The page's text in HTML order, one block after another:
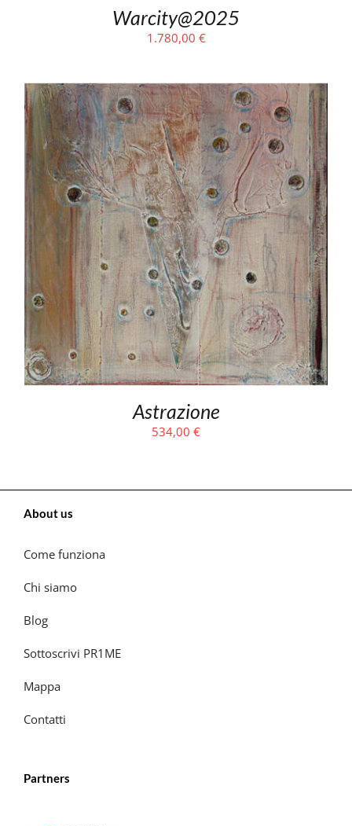
Warcity@2025
1.780,00 €
Astrazione
534,00 €
About us
Come funziona
Chi siamo
Blog
Sottoscrivi PR1ME
Mappa
Contatti
Partners